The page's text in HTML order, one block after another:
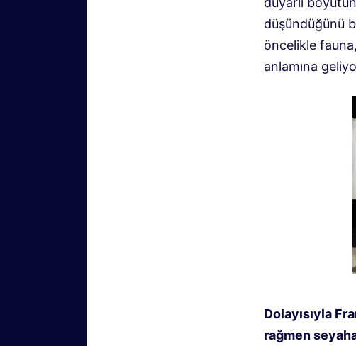
düşündüğünü
öncelikle
anlamına
Dolayısıyla
rağmen